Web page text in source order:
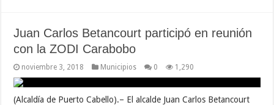
Juan Carlos Betancourt participó en reunión
con la ZODI Carabobo
noviembre 3, 2018 Municipios 0 1,290
(Alcaldía de Puerto Cabello).– El alcalde Juan Carlos Betancourt